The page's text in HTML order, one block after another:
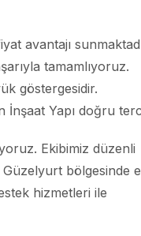
avantajı
tamamlıyoruz.
göstergesidir.
İnşaat Yapı doğru
Ekibimiz düzenli
bölgesinde
hizmetleri ile